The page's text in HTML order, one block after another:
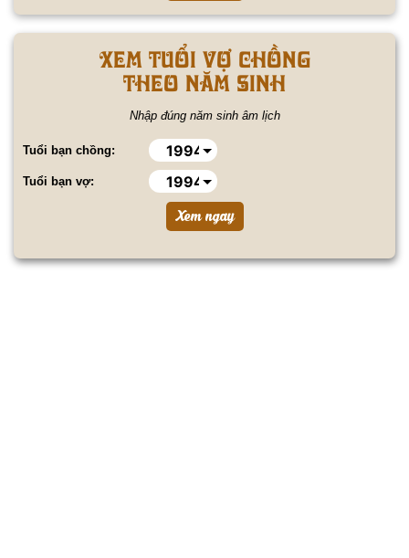
Xem tuổi vợ chồng
theo năm sinh
Nhập đúng năm sinh âm lịch
Tuổi bạn chồng:
Tuổi bạn vợ: